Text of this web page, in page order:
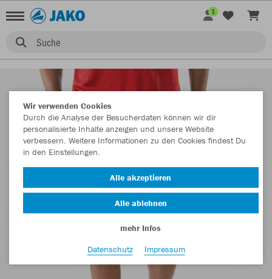
Suche
1
Wir verwenden Cookies
Durch die Analyse der Besucherdaten können wir dir
personalisierte Inhalte anzeigen und unsere Website
verbessern. Weitere Informationen zu den Cookies findest Du
in den Einstellungen.
Alle akzeptieren
Alle ablehnen
mehr Infos
Datenschutz
Impressum